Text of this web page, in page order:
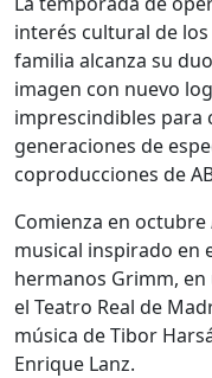
interés cultural de
familia alcanza su
imagen con nuevo
imprescindibles para
generaciones de
coproducciones de
Comienza en octubre
musical inspirado en
hermanos Grimm, en
el Teatro Real de
música de Tibor
Enrique Lanz.